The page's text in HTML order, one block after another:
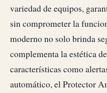
variedad de equipos,
sin comprometer la
moderno no solo brinda
complementa la estética
características como
automático, el Protector